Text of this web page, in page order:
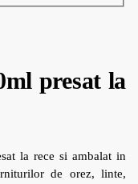
presat la
la rece si ambalat in
de orez, linte,